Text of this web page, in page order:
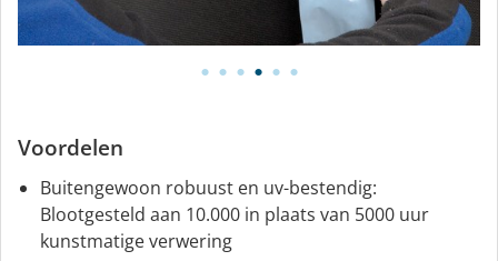
Voordelen
Buitengewoon robuust en uv-bestendig:
Blootgesteld aan 10.000 in plaats van 5000 uur
kunstmatige verwering